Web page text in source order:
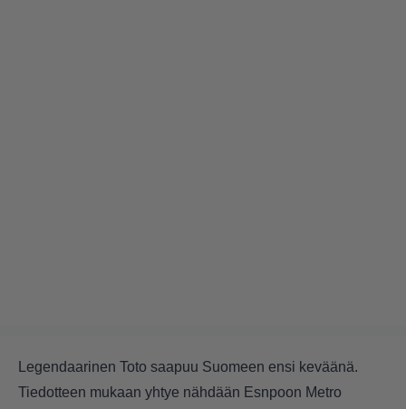
Legendaarinen Toto saapuu Suomeen ensi keväänä.
Tiedotteen mukaan yhtye nähdään Esnpoon Metro